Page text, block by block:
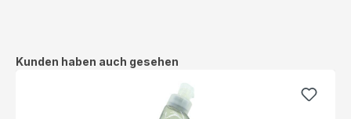
Produktgalerie überspringen
Kunden haben auch gesehen